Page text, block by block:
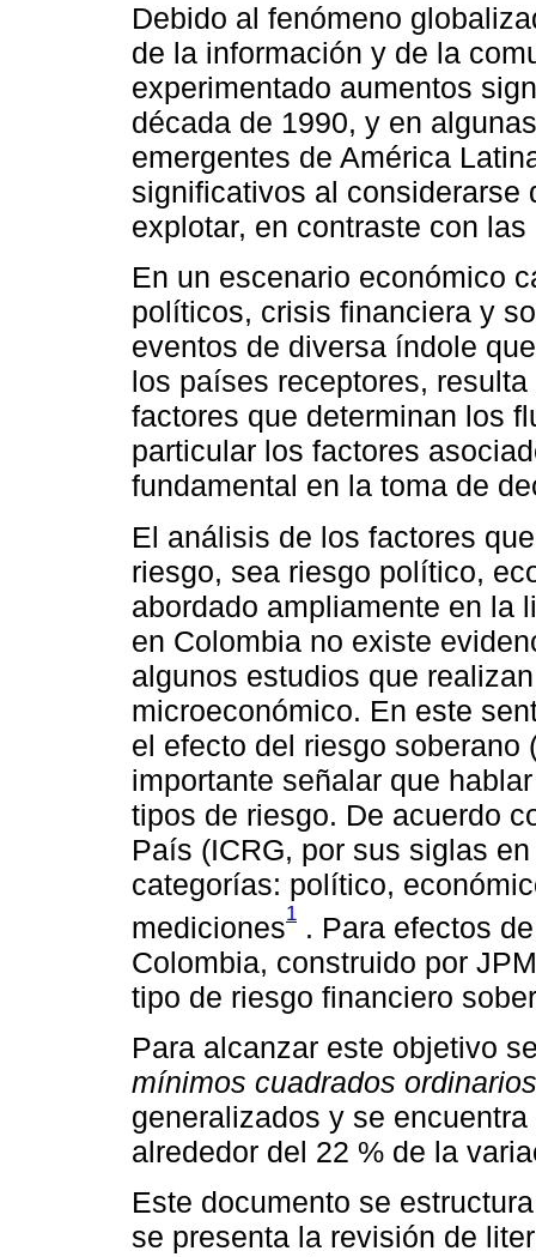
Debido al fenómeno
de la información y de la
experimentado aumentos
década de 1990, y en
emergentes de América
significativos al considerarse
explotar, en contraste con
En un escenario económico
políticos, crisis financiera y
eventos de diversa índole
los países receptores,
factores que determinan los
particular los factores
fundamental en la toma de
El análisis de los factores
riesgo, sea riesgo político,
abordado ampliamente en la
en Colombia no existe
algunos estudios que
microeconómico. En este
el efecto del riesgo
importante señalar que
tipos de riesgo. De acuerdo
País (ICRG, por sus siglas
categorías: político,
mediciones1 . Para efectos
Colombia, construido por
tipo de riesgo financiero
Para alcanzar este objetivo
mínimos cuadrados ordinarios
generalizados y se
alrededor del 22 % de la
Este documento se
se presenta la revisión de